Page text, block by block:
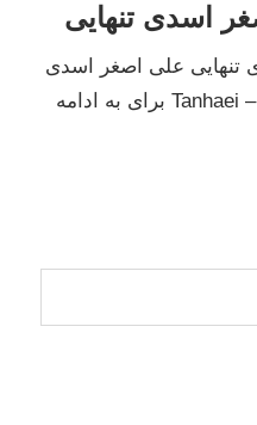
اسدی تنهایی
تنهایی علی اصغر اسدی
بنام تنهایی با بالاترین کیفیت – Tanhaei برای به ادامه